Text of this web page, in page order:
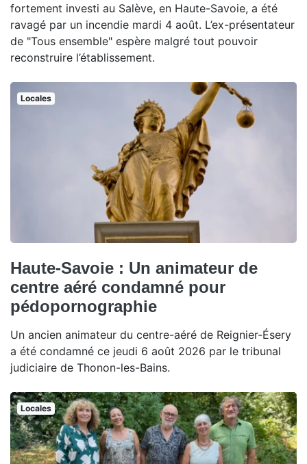
fortement investi au Salève, en Haute-Savoie, a été
ravagé par un incendie mardi 4 août. L’ex-présentateur
de "Tous ensemble" espère malgré tout pouvoir
reconstruire l’établissement.
Locales
Haute-Savoie : Un animateur de
centre aéré condamné pour
pédopornographie
Un ancien animateur du centre-aéré de Reignier-Ésery
a été condamné ce jeudi 6 août 2026 par le tribunal
judiciaire de Thonon-les-Bains.
Locales